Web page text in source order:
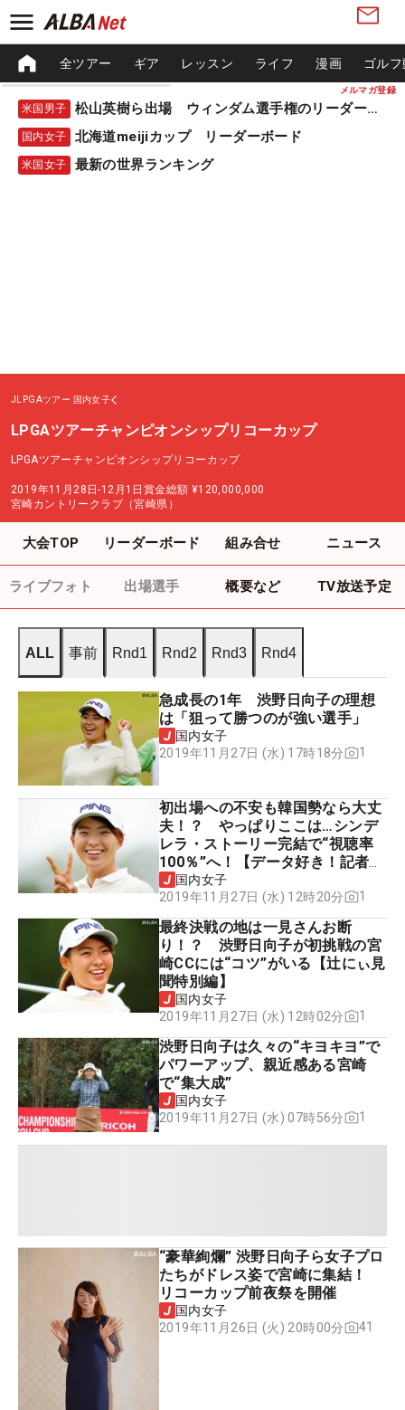
メルマガ登録
全ツアー ギア レッスン ライフ 漫画 ゴル
米国男子 松山英樹ら出場 ウィンダム選手権のリーダーボード
国内女子 北海道meijiカップ リーダーボード
米国女子 最新の世界ランキング
JLPGAツアー 国内女子
LPGAツアーチャンピオンシップリコーカップ
LPGAツアーチャンピオンシップリコーカップ
2019年11月28日-12月1日 賞金総額 ¥120,000,000
宮崎カントリークラブ（宮崎県）
大会TOP リーダーボード 組み合せ ニュース
ライブフォト 出場選手 概要など TV放送予定
ALL 事前 Rnd1 Rnd2 Rnd3 Rnd4
急成長の1年 渋野日向子の理想
は「狙って勝つのが強い選手」
国内女子
2019年11月27日 (水) 17時18分
1
初出場への不安も韓国勢なら大丈
夫！？ やっぱりここは…シンデ
レラ・ストーリー完結で“視聴率
100％”へ！【データ好き！記者A
＆人情派記者Mの大胆予想】
国内女子
2019年11月27日 (水) 12時20分
1
最終決戦の地は一見さんお断
り！？ 渋野日向子が初挑戦の宮
崎CCには“コツ”がいる【辻にぃ見
聞特別編】
国内女子
2019年11月27日 (水) 12時02分
1
渋野日向子は久々の“キヨキヨ”で
パワーアップ、親近感ある宮崎
で“集大成”
国内女子
2019年11月27日 (水) 07時56分
1
“豪華絢爛” 渋野日向子ら女子プロ
たちがドレス姿で宮崎に集結！
リコーカップ前夜祭を開催
国内女子
2019年11月26日 (火) 20時00分
41